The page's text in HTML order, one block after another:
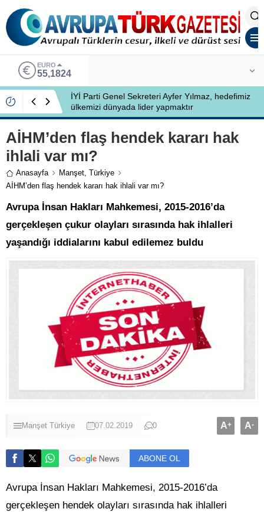
EURO
55,1824
İYİ Parti Genel Sekreteri Ayfer Yılmaz, hedefimiz
ülkemizi dünyada lider yapmaktır
AİHM’den flaş hendek kararı hak
ihlali var mı?
Anasayfa Manşet, Türkiye
AİHM’den flaş hendek kararı hak ihlali var mı?
Avrupa İnsan Hakları Mahkemesi, 2015-2016’da
gerçekleşen çukur olayları sırasında hak ihlalleri
yaşandığı iddialarını kabul edilemez buldu
Manşet Türkiye 07.02.2019 0 A+ A-
ABONE OL
Avrupa İnsan Hakları Mahkemesi, 2015-2016’da
gerçekleşen hendek olayları sırasında hak ihlalleri